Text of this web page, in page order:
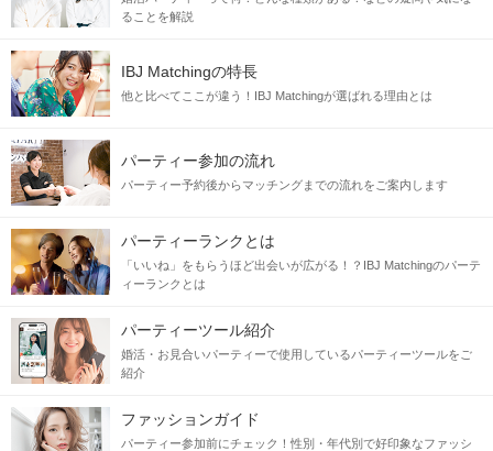
ることを解説
IBJ Matchingの特長
他と比べてここが違う！IBJ Matchingが選ばれる理由とは
パーティー参加の流れ
パーティー予約後からマッチングまでの流れをご案内します
パーティーランクとは
「いいね」をもらうほど出会いが広がる！？IBJ Matchingのパーテ
ィーランクとは
パーティーツール紹介
婚活・お見合いパーティーで使用しているパーティーツールをご
紹介
ファッションガイド
パーティー参加前にチェック！性別・年代別で好印象なファッシ